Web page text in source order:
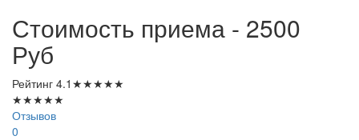
Стоимость приема - 2500
Руб
Рейтинг 4.1 ★★★★★
★★★★★
Отзывов
0